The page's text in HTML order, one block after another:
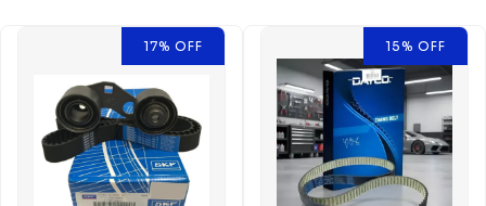
17% OFF 15% OFF